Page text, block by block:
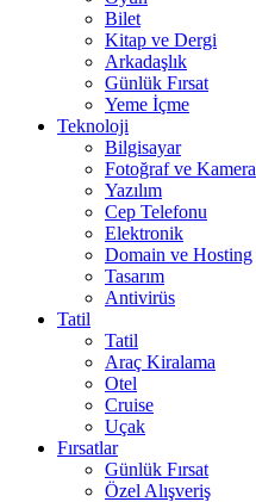
Bilet
Kitap ve Dergi
Arkadaşlık
Günlük Fırsat
Yeme İçme
Teknoloji
Bilgisayar
Fotoğraf ve Kamera
Yazılım
Cep Telefonu
Elektronik
Domain ve Hosting
Tasarım
Antivirüs
Tatil
Tatil
Araç Kiralama
Otel
Cruise
Uçak
Fırsatlar
Günlük Fırsat
Özel Alışveriş